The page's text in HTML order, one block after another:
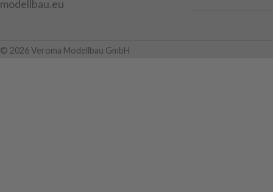
modellbau.eu
© 2026 Veroma Modellbau GmbH